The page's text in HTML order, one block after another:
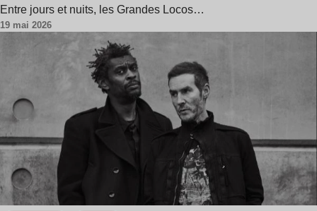
Entre jours et nuits, les Grandes Locos…
19 mai 2026